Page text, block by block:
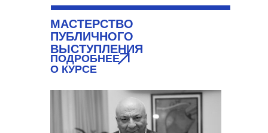
ПОДРОБНЕЕ
О КУРСЕ
МАСТЕРСТВО
ПУБЛИЧНОГО
ВЫСТУПЛЕНИЯ